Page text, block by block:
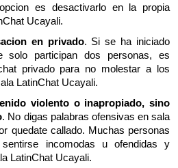
es desactivarlo en la propia
Ucayali.
en privado. Si se ha iniciado
solo participan dos personas, es
privado para no molestar a los
LatinChat Ucayali.
violento o inapropiado, sino
. No digas palabras ofensivas en sala
quedate callado. Muchas personas
incomodas u ofendidas y
LatinChat Ucayali.